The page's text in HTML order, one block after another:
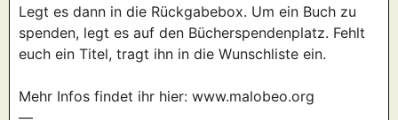
Legt es dann in die Rückgabebox. Um ein Buch zu
spenden, legt es auf den Bücherspendenplatz. Fehlt
euch ein Titel, tragt ihn in die Wunschliste ein.
Mehr Infos findet ihr hier: www.malobeo.org